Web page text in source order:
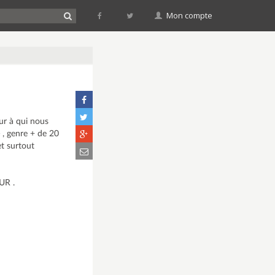
Mon compte
à qui nous
genre + de 20
surtout
.